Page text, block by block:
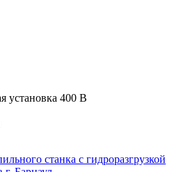
установка 400 В